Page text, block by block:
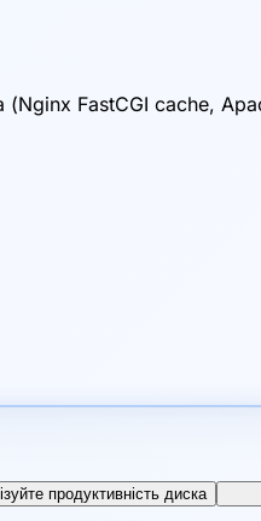
(Nginx FastCGI cache,
продуктивність диска